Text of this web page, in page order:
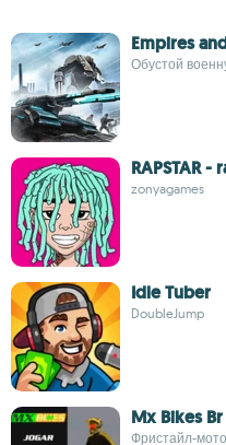
Empires
Обустой
RAPSTAR
zonyagames
Idle Tuber
DoubleJump
Mx Bikes Br
Фристайл-